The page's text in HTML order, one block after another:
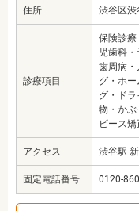
住所 渋谷区渋
診療項目
保険診療
児歯科
歯周病・
グ・ホ
グ・ド
物・かぶ
ピース
アクセス 渋谷駅
固定電話番号 0120-